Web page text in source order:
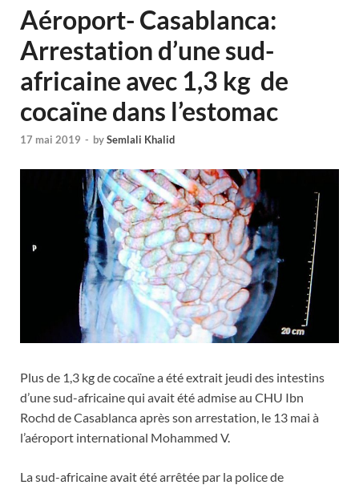
Aéroport- Casablanca:
Arrestation d’une sud-
africaine avec 1,3 kg de
cocaïne dans l’estomac
17 mai 2019 - bySemlali Khalid
Plus de 1,3 kg de cocaïne a été extrait jeudi des intestins
d’une sud-africaine qui avait été admise au CHU Ibn
Rochd de Casablanca après son arrestation, le 13 mai à
l’aéroport international Mohammed V.
La sud-africaine avait été arrêtée par la police de